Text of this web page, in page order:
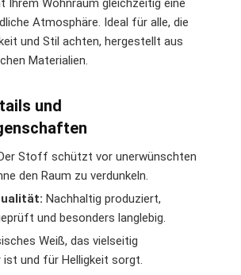
Ihrem Wohnraum gleichzeitig eine
Atmosphäre. Ideal für alle, die
und Stil achten, hergestellt aus
Materialien.
und
Stoff schützt vor unerwünschten
den Raum zu verdunkeln.
Nachhaltig produziert,
und besonders langlebig.
Weiß, das vielseitig
ist und für Helligkeit sorgt.